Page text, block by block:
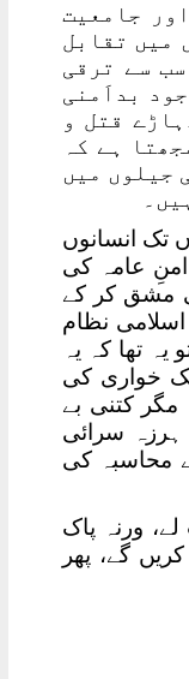
جامعیت
میں تقابل
سے ترقی
بداَمنی
قتل و
ہے کہ
جیلوں میں
تک انسانوں
عامہ کی
مشق کر کے
اسلامی نظام
تھا کہ یہ
خواری کی
کتنی بے
ہرزہ سرائی
محاسبہ کی
ورنہ پاک
گے، پھر